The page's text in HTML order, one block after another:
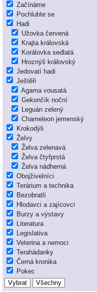
Začínáme
Pochlubte se
Hadi
Užovka červená
Krajta královská
Korálovka sedlatá
Hroznýš královský
Jedovatí hadi
Ještěři
Agama vousatá
Gekončík noční
Leguán zelený
Chameleon jemenský
Krokodýli
Želvy
Želva zelenavá
Želva čtyřprstá
Želva nádherná
Obojživelníci
Terárium a technika
Bezobratlí
Hlodavci a zajícovci
Burzy a výstavy
Literatura
Legislativa
Veterina a nemoci
Terahádanky
Černá kronika
Pokec